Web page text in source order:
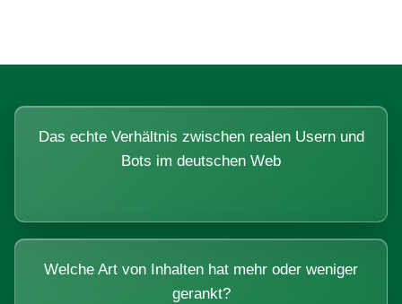
Das echte Verhältnis zwischen realen Usern und
Bots im deutschen Web
Welche Art von Inhalten hat mehr oder weniger
gerankt?